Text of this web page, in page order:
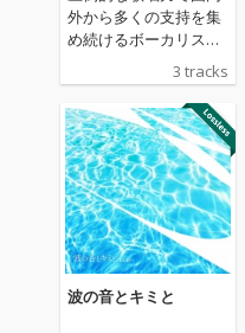
外から多くの支持を集
め続けるボーカリス
ト・織田かおりが活動
19周年を記念したEP
『Free』をリリース。
全楽曲、宮野弦士のプ
ロデュースによる新
曲。
3 tracks
波の音とキミと